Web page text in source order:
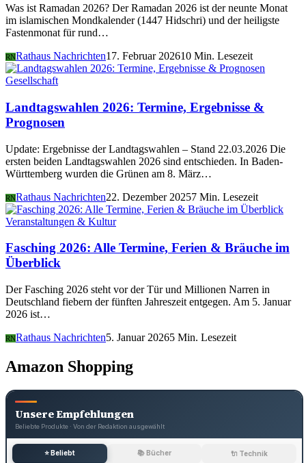
Was ist Ramadan 2026? Der Ramadan 2026 ist der neunte Monat
im islamischen Mondkalender (1447 Hidschri) und der heiligste
Fastenmonat für rund…
RNRathaus Nachrichten17. Februar 202610 Min. Lesezeit
Gesellschaft
Landtagswahlen 2026: Termine, Ergebnisse &
Prognosen
Update: Ergebnisse der Landtagswahlen – Stand 22.03.2026 Die
ersten beiden Landtagswahlen 2026 sind entschieden. In Baden-
Württemberg wurden die Grünen am 8. März…
RNRathaus Nachrichten22. Dezember 20257 Min. Lesezeit
Veranstaltungen & Kultur
Fasching 2026: Alle Termine, Ferien & Bräuche im
Überblick
Der Fasching 2026 steht vor der Tür und Millionen Narren in
Deutschland fiebern der fünften Jahreszeit entgegen. Am 5. Januar
2026 ist…
RNRathaus Nachrichten5. Januar 20265 Min. Lesezeit
Amazon Shopping
Unsere Empfehlungen
Beliebte Produkte · Von der Redaktion ausgewählt
⭐ Beliebt 📚 Bücher 🔌 Technik